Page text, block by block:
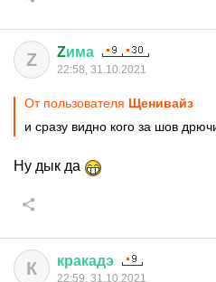
Z Zима
22:58, 31.10.2021
От пользователя Щенивайз
и сразу видно кого за шов
Ну дык да
К кракадэ
22:59, 31.10.2021